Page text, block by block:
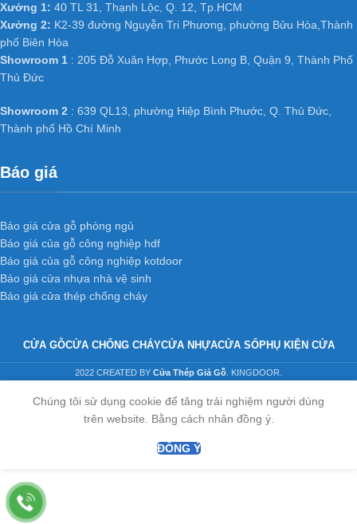
Xưởng 1: 40 TL 31, Thạnh Lộc, Q. 12, Tp.HCM
Xưởng 2: K2-39 đường Nguyễn Tri Phương, phường Bửu Hòa,Thành
phố Biên Hòa
Showroom 1 : 205 Đỗ Xuân Hợp, Phước Long B, Quận 9, Thành Phố
Thủ Đức
Showroom 2 : 639 QL13, phường Hiệp Bình Phước, Q. Thủ Đức,
Thành phố Hồ Chí Minh
Báo giá
Báo giá cửa gỗ phòng ngủ
Báo giá của gỗ công nghiệp hdf
Báo giá của gỗ công nghiệp kotdoor
Báo giá cửa nhựa nhà vệ sinh
Báo giá cửa thép chống cháy
CỬA GỖCỬA CHỐNG CHÁYCỬA NHỰACỬA SỔPHỤ KIỆN CỬA
2022 CREATED BY Cửa Thép Giả Gỗ . KINGDOOR.
Chúng tôi sử dụng cookie để tăng trải nghiệm người dùng
trên website. Bằng cách nhân đồng ý.
ĐỒNG Ý